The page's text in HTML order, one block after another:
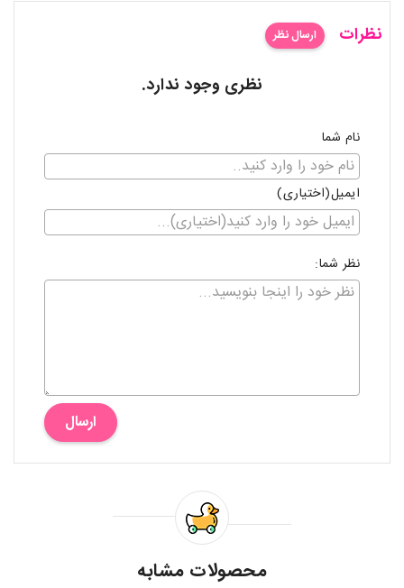
نظرات ارسال نظر
نظری وجود ندارد.
نام شما
ایمیل(اختیاری)
نظر شما:
ارسال
محصولات مشابه